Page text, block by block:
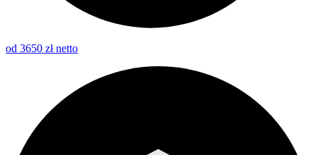
od 3650 zł netto